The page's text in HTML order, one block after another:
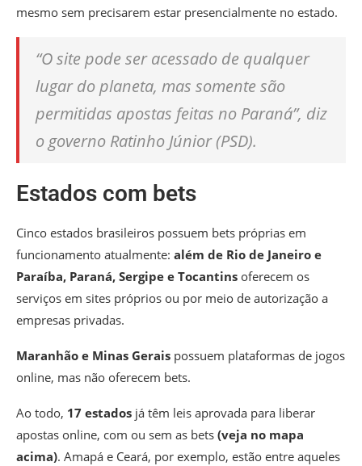
mesmo sem precisarem estar presencialmente no estado.
“O site pode ser acessado de qualquer
lugar do planeta, mas somente são
permitidas apostas feitas no Paraná”, diz
o governo Ratinho Júnior (PSD).
Estados com bets
Cinco estados brasileiros possuem bets próprias em
funcionamento atualmente: além de Rio de Janeiro e
Paraíba, Paraná, Sergipe e Tocantins oferecem os
serviços em sites próprios ou por meio de autorização a
empresas privadas.
Maranhão e Minas Gerais possuem plataformas de jogos
online, mas não oferecem bets.
Ao todo, 17 estados já têm leis aprovada para liberar
apostas online, com ou sem as bets (veja no mapa
acima). Amapá e Ceará, por exemplo, estão entre aqueles